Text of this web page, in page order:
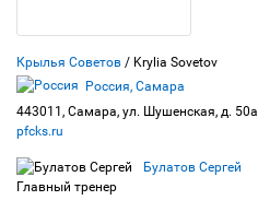
Крылья Советов / Krylia Sovetov
Россия, Самара
443011, Самара, ул. Шушенская, д. 50а
pfcks.ru
Булатов Сергей
Главный тренер